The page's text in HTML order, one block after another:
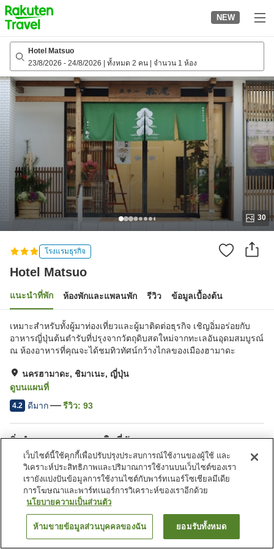
to
top
page
NEW
Hotel Matsuo
23/8/2026 - 24/8/2026 ทั้งหมด 2 คน จำนวน 1 ห้อง
30
โรงแรมธุรกิจ
Hotel Matsuo
แนะนำที่พัก ห้องพักและแพลนพัก รีวิว ข้อมูลเบื้องต้น
เหมาะสำหรับทั้งผู้มาท่องเที่ยวและผู้มาติดต่อธุรกิจ เชิญอิ่มอร่อยกับ
อาหารญี่ปุ่นต้นตำรับที่ปรุงจากวัตถุดิบสดใหม่จากทะเลอันอุดมสมบูรณ์
ณ ห้องอาหารที่คุณจะได้ชมทิวทัศน์กว้างไกลของเมืองฮามาดะ
นครฮามาดะ, ชิมาเนะ, ญี่ปุ่น
ดูบนแผนที่
4.2 ดีมาก รีวิว: 93
สิ่งอำนวยความสะดวกในที่พัก
ที่จอดรถ
ร้านอาหาร
ตู้จำหน่ายอัตโนมัติ
ห้องจัดเลี้ยง
หน้าแรก ญี่ปุ่น ชิมาเนะ
ค้นหาห้องพัก
เว็บไซต์นี้ใช้คุกกี้เพื่อปรับปรุงประสบการณ์ใช้งานของผู้ใช้ และ
วิเคราะห์ประสิทธิภาพและปริมาณการใช้งานบนเว็บไซต์ของเรา
เรายังแบ่งปันข้อมูลการใช้งานไซต์กับพาร์ทเนอร์โซเชียลมีเดีย
การโฆษณาและพาร์ทเนอร์การวิเคราะห์ของเราอีกด้วย
นโยบายความเป็นส่วนตัว
ห้ามขายข้อมูลส่วนบุคคลของฉัน ยอมรับทั้งหมด